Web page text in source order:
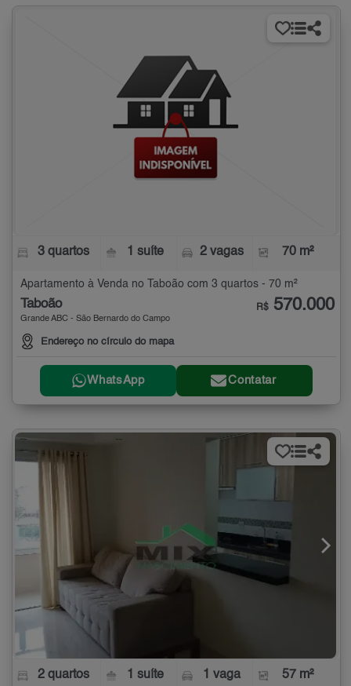
3 quartos 1 suíte 2 vagas 70 m²
Apartamento à Venda no Taboão com 3 quartos - 70 m²
Taboão
Grande ABC - São Bernardo do Campo
Endereço no círculo do mapa
R$ 570.000
WhatsApp Contatar
2 quartos 1 suíte 1 vaga 57 m²